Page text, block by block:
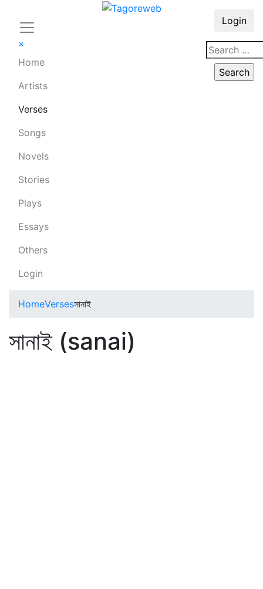
×
Home
Artists
Verses
Songs
Novels
Stories
Plays
Essays
Others
Login
Login
HomeVersesসানাই
সানাই (sanai)